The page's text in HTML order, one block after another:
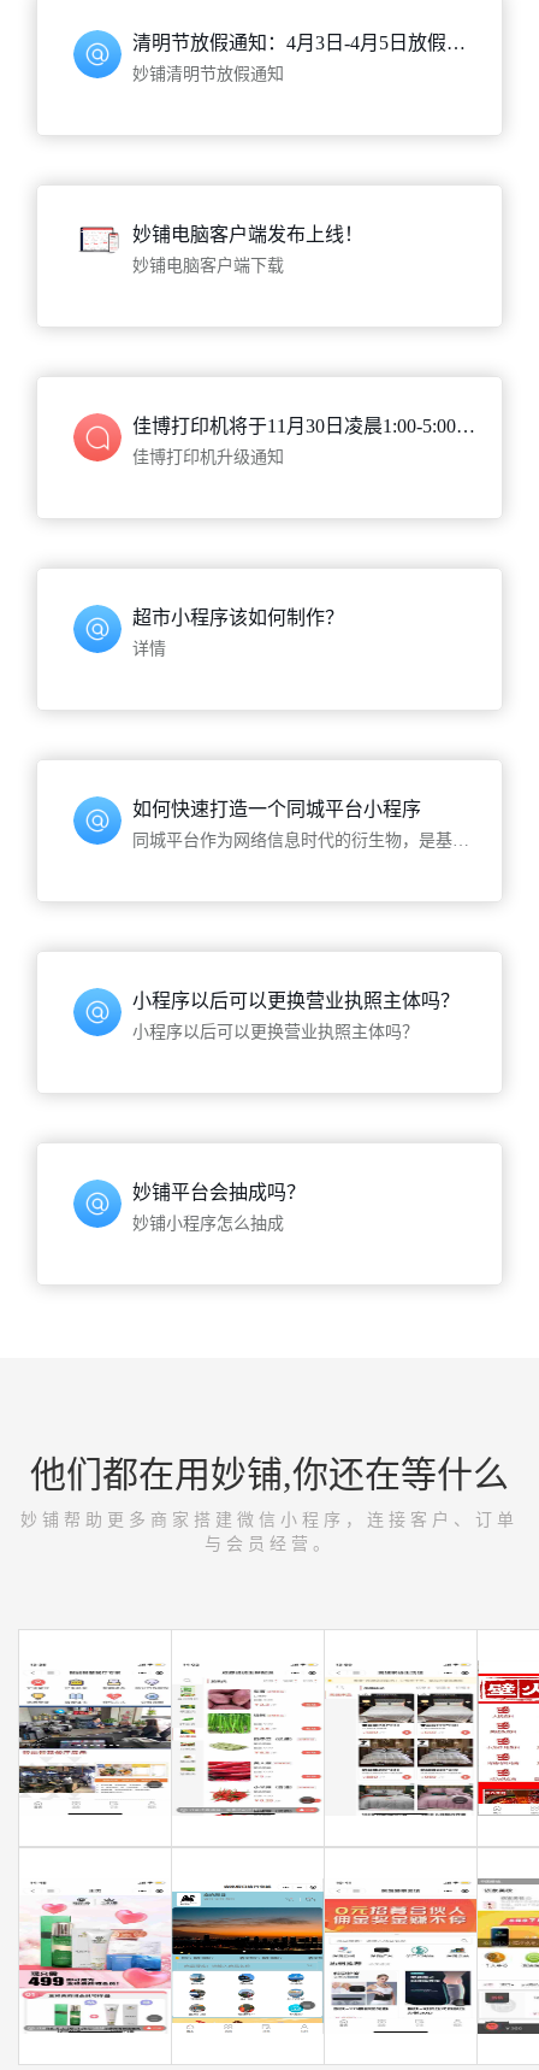
清明节放假通知：4月3日-4月5日放假休息。系统正常运转！
妙铺清明节放假通知
妙铺电脑客户端发布上线！
妙铺电脑客户端下载
佳博打印机将于11月30日凌晨1:00-5:00停机升级。届时佳博打印机将无法打印订单。其他打印机不受影响
佳博打印机升级通知
超市小程序该如何制作？
详情
如何快速打造一个同城平台小程序
同城平台作为网络信息时代的衍生物，是基于全网范围内一个更加方便到个人的平台，科技水平的提高和人们所追求方便已然淘汰了很多旧时代的科技产物，app的时代已经开始进入末尾，为了一个功能而下载一款app已经不符合当前大众的性价比观了
小程序以后可以更换营业执照主体吗？
小程序以后可以更换营业执照主体吗？
妙铺平台会抽成吗？
妙铺小程序怎么抽成
他们都在用妙铺,你还在等什么
妙铺帮助更多商家搭建微信小程序，连接客户、订单
与会员经营。